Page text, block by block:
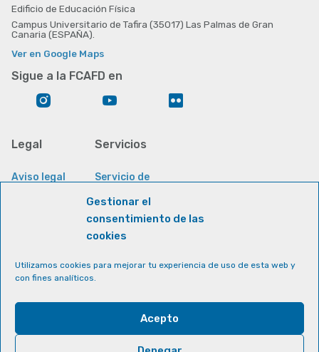
Gestionar el
consentimiento de las
cookies
Utilizamos cookies para mejorar tu experiencia de uso de esta web y
con fines analíticos.
Acepto
Edificio de Educación Física
Campus Universitario de Tafira (35017) Las Palmas de Gran
Canaria (ESPAÑA).
Ver en Google Maps
Sigue a la FCAFD en
Instagram
Legal
Aviso legal
tratamiento de
datos de
personal para
Servicios
Servicio de
Estudiante
Biblioteca
Universitaria
Servicio de
ULPGC en Línea